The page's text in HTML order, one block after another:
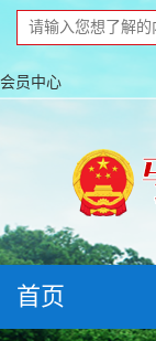
会员中心
首页